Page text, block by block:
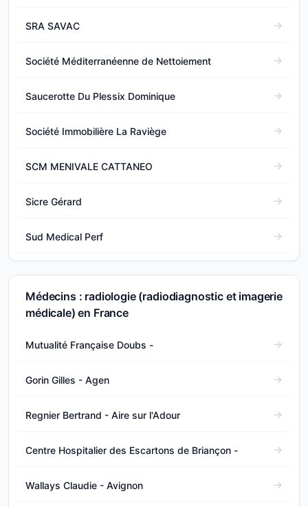
SRA SAVAC
Société Méditerranéenne de Nettoiement
Saucerotte Du Plessix Dominique
Société Immobilière La Raviège
SCM MENIVALE CATTANEO
Sicre Gérard
Sud Medical Perf
Médecins : radiologie (radiodiagnostic et imagerie
médicale) en France
Mutualité Française Doubs -
Gorin Gilles - Agen
Regnier Bertrand - Aire sur l'Adour
Centre Hospitalier des Escartons de Briançon -
Wallays Claudie - Avignon